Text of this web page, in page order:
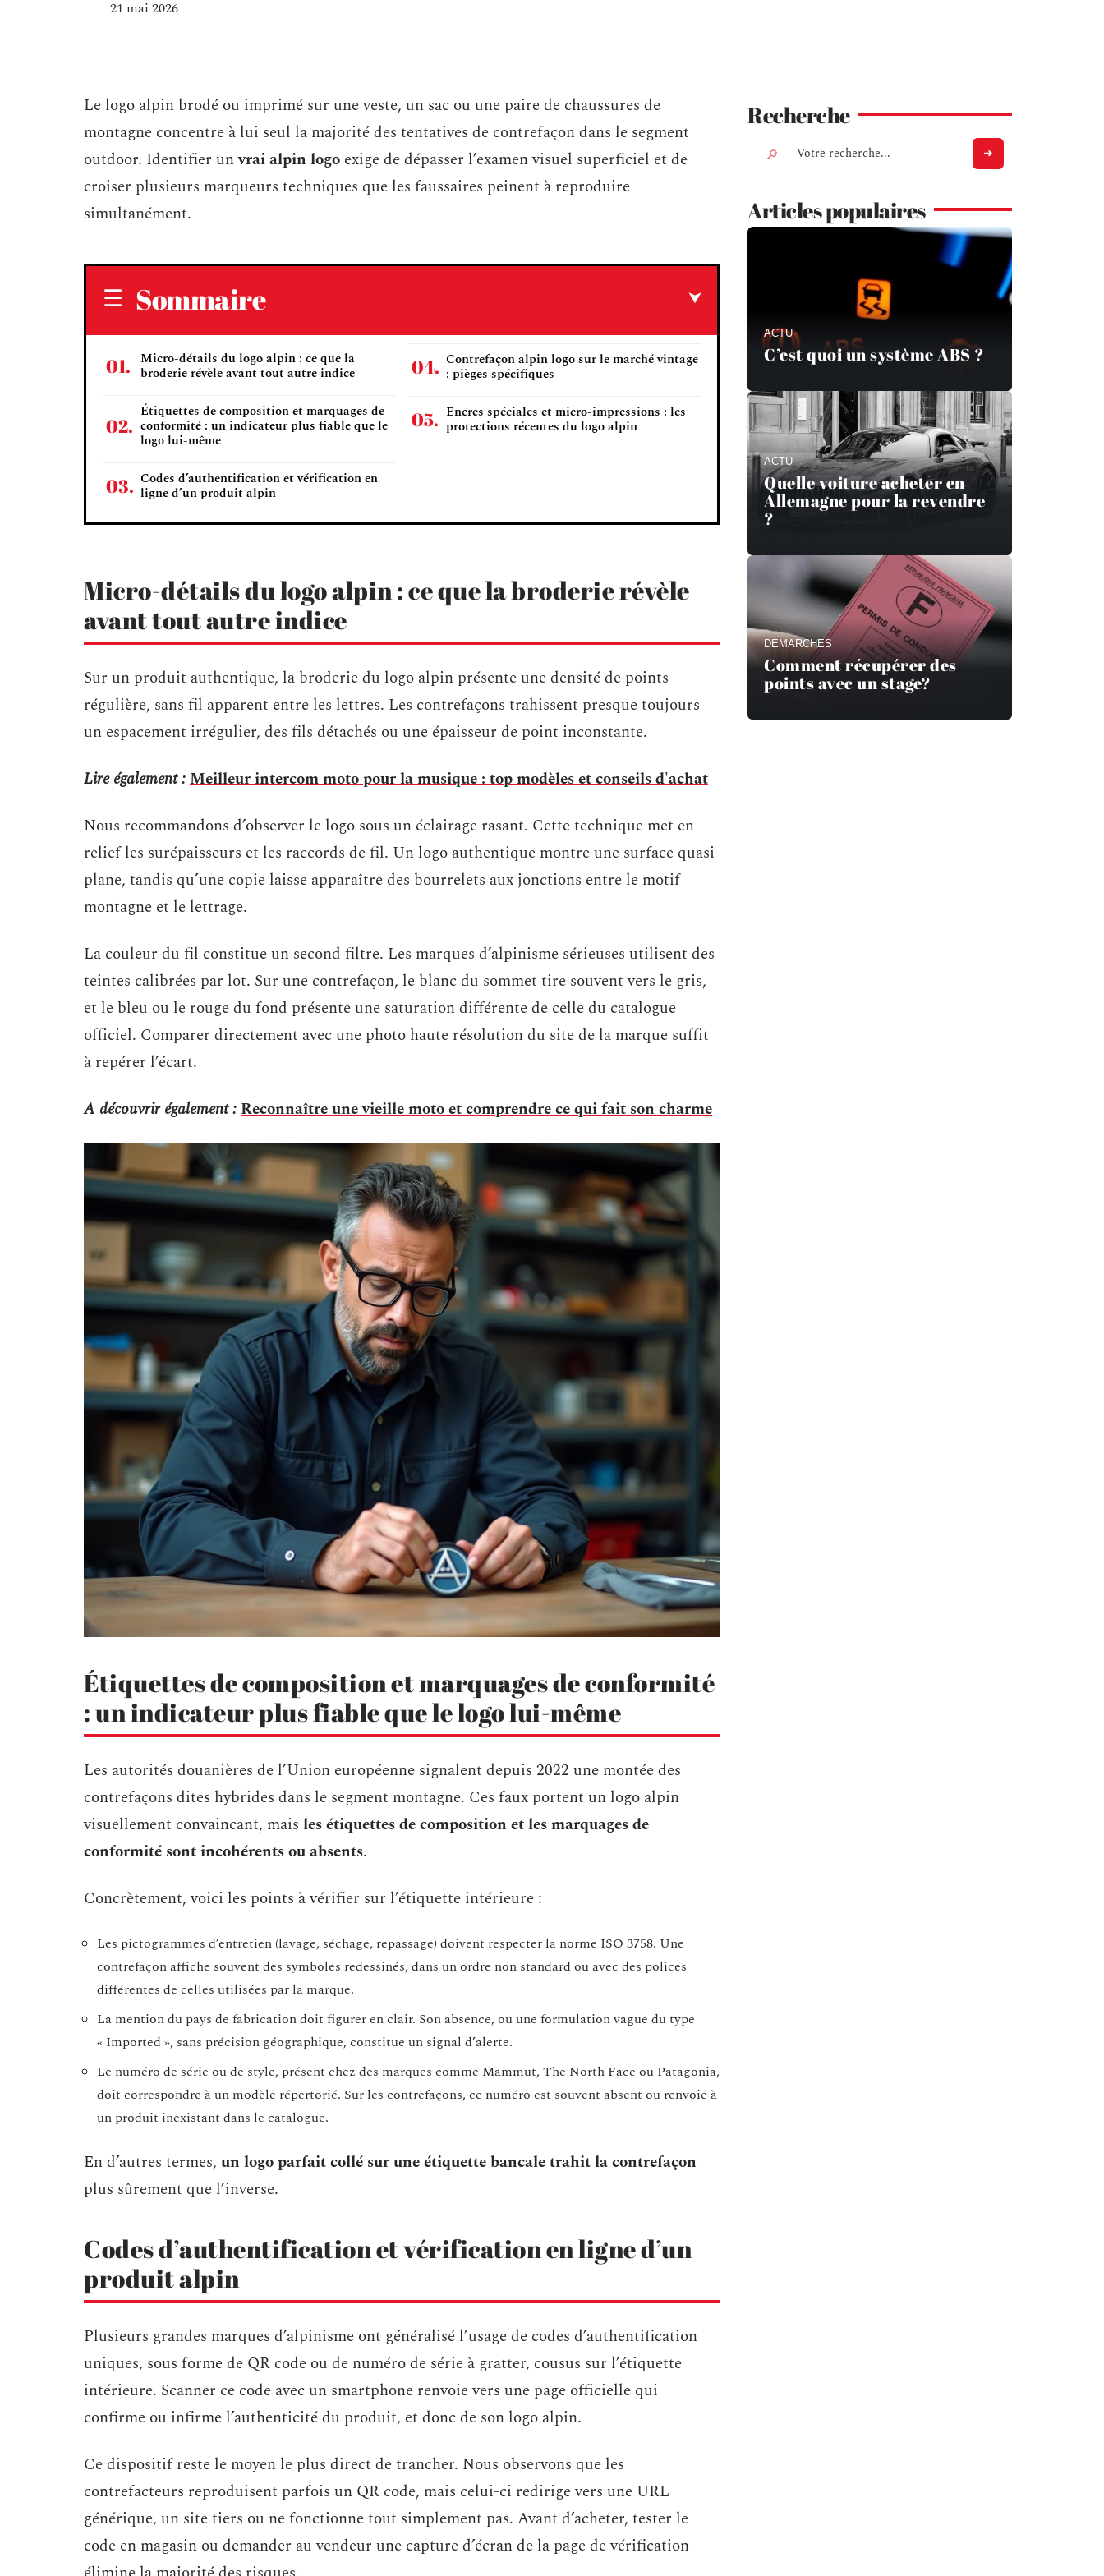
21 mai 2026
Le logo alpin brodé ou imprimé sur une veste, un sac ou une paire de chaussures de
montagne concentre à lui seul la majorité des tentatives de contrefaçon dans le segment
outdoor. Identifier unvrai alpin logo exige de dépasser l’examen visuel superficiel et de
croiser plusieurs marqueurs techniques que les faussaires peinent à reproduire
simultanément.
Sommaire
Micro-détails du logo alpin : ce que la
broderie révèle avant tout autre indice
Étiquettes de composition et marquages de
conformité : un indicateur plus fiable que le
logo lui-même
Codes d’authentification et vérification en
ligne d’un produit alpin
Contrefaçon alpin logo sur le marché vintage
: pièges spécifiques
Encres spéciales et micro-impressions : les
protections récentes du logo alpin
Micro-détails du logo alpin : ce que la broderie révèle
avant tout autre indice
Sur un produit authentique, la broderie du logo alpin présente une densité de points
régulière, sans fil apparent entre les lettres. Les contrefaçons trahissent presque toujours
un espacement irrégulier, des fils détachés ou une épaisseur de point inconstante.
Lire également :Meilleur intercom moto pour la musique : top modèles et conseils d'achat
Nous recommandons d’observer le logo sous un éclairage rasant. Cette technique met en
relief les surépaisseurs et les raccords de fil. Un logo authentique montre une surface quasi
plane, tandis qu’une copie laisse apparaître des bourrelets aux jonctions entre le motif
montagne et le lettrage.
La couleur du fil constitue un second filtre. Les marques d’alpinisme sérieuses utilisent des
teintes calibrées par lot. Sur une contrefaçon, le blanc du sommet tire souvent vers le gris,
et le bleu ou le rouge du fond présente une saturation différente de celle du catalogue
officiel. Comparer directement avec une photo haute résolution du site de la marque suffit
à repérer l’écart.
A découvrir également :Reconnaître une vieille moto et comprendre ce qui fait son charme
Étiquettes de composition et marquages de conformité
: un indicateur plus fiable que le logo lui-même
Les autorités douanières de l’Union européenne signalent depuis 2022 une montée des
contrefaçons dites hybrides dans le segment montagne. Ces faux portent un logo alpin
visuellement convaincant, mais les étiquettes de composition et les marquages de
conformité sont incohérents ou absents.
Concrètement, voici les points à vérifier sur l’étiquette intérieure :
Les pictogrammes d’entretien (lavage, séchage, repassage) doivent respecter la norme ISO 3758. Une
contrefaçon affiche souvent des symboles redessinés, dans un ordre non standard ou avec des polices
différentes de celles utilisées par la marque.
La mention du pays de fabrication doit figurer en clair. Son absence, ou une formulation vague du type
« Imported », sans précision géographique, constitue un signal d’alerte.
Le numéro de série ou de style, présent chez des marques comme Mammut, The North Face ou Patagonia,
doit correspondre à un modèle répertorié. Sur les contrefaçons, ce numéro est souvent absent ou renvoie à
un produit inexistant dans le catalogue.
En d’autres termes, un logo parfait collé sur une étiquette bancale trahit la contrefaçon
plus sûrement que l’inverse.
Codes d’authentification et vérification en ligne d’un
produit alpin
Plusieurs grandes marques d’alpinisme ont généralisé l’usage de codes d’authentification
uniques, sous forme de QR code ou de numéro de série à gratter, cousus sur l’étiquette
intérieure. Scanner ce code avec un smartphone renvoie vers une page officielle qui
confirme ou infirme l’authenticité du produit, et donc de son logo alpin.
Ce dispositif reste le moyen le plus direct de trancher. Nous observons que les
contrefacteurs reproduisent parfois un QR code, mais celui-ci redirige vers une URL
générique, un site tiers ou ne fonctionne tout simplement pas. Avant d’acheter, tester le
code en magasin ou demander au vendeur une capture d’écran de la page de vérification
Recherche
Articles populaires
ACTU
C’est quoi un système ABS ?
ACTU
Quelle voiture acheter en
Allemagne pour la revendre
?
DÉMARCHES
Comment récupérer des
points avec un stage?